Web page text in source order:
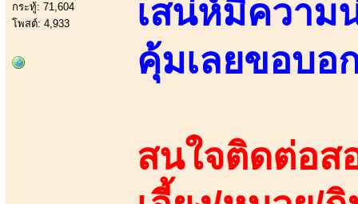
กระทู้: 71,604
โพสต์: 4,933
เสน่ห์มีความ
คุ้มเลยขอบอ
สนใจติดต่อส